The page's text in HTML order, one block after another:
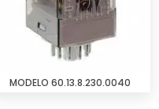
MODELO 60.13.8.230.0040